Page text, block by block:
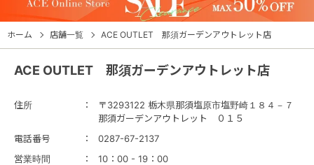
ホーム 店舗一覧 ACE OUTLET 那須ガーデンアウトレット店
ACE OUTLET 那須ガーデンアウトレット店
住所
〒3293122 栃木県那須塩原市塩野崎１８４－７
那須ガーデンアウトレット ０１５
電話番号
0287-67-2137
営業時間
10：00 - 19：00